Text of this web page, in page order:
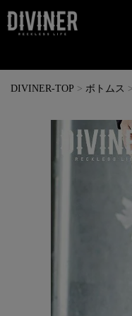
DIVINER-TOP ボトムス